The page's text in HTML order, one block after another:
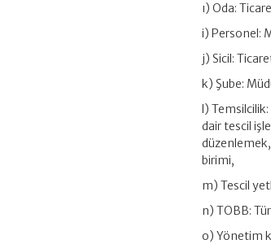
ı) Oda:
i) Personel:
j) Sicil:
k) Şube:
l)
dair tescil
birimi,
m) Tescil
n) TOBB:
o) Yönetim